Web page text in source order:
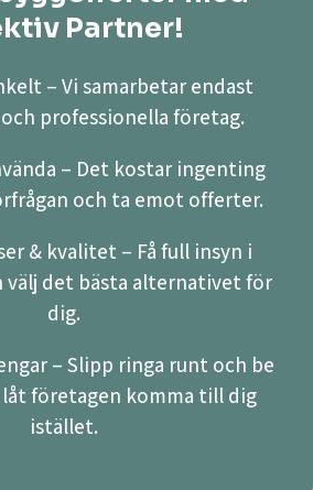
Partner!
– Vi samarbetar endast
professionella företag.
– Det kostar ingenting
och ta emot offerter.
& kvalitet – Få full insyn i
välj det bästa alternativet för
dig.
– Slipp ringa runt och be
företagen komma till dig
istället.